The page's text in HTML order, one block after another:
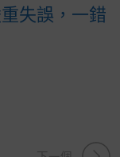
失誤，一錯